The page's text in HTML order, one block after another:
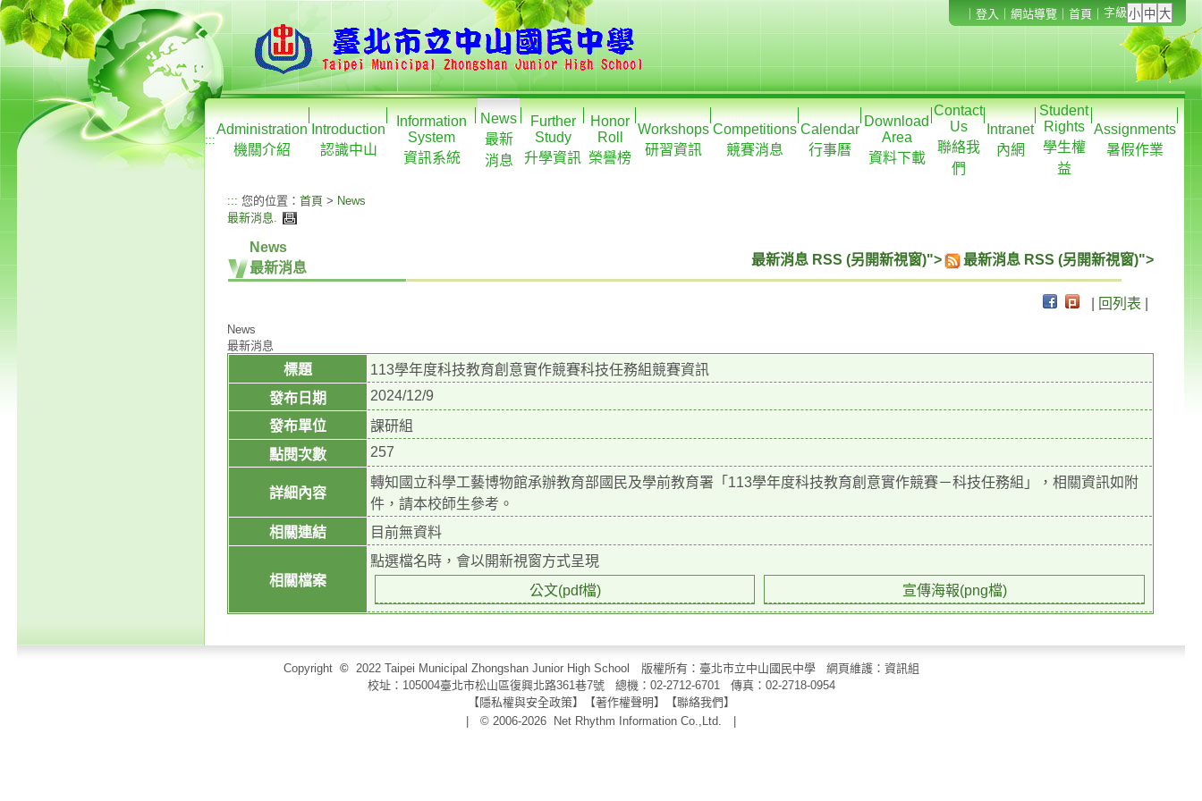
登入 網站導覽 首頁 字級
:::
Administration
機關介紹
Introduction
認識中山
Information
System
資訊系統
News
最新
消息
Further
Study
升學資訊
Honor
Roll
榮譽榜
Workshops
研習資訊
Competitions
競賽消息
Calendar
行事曆
Download
Area
資料下載
Contact
Us
聯絡我
們
Intranet
內網
Student
Rights
學生權
益
Assignments
暑假作業
::: 您的位置： 首頁 > News
最新消息.
News
最新消息
最新消息 RSS (另開新視窗)"> 最新消息 RSS (另開新視窗)">
回列表
News
最新消息
標題
113學年度科技教育創意實作競賽科技任務組競賽資訊
發布日期
2024/12/9
發布單位
課研組
點閱次數
257
詳細內容
轉知國立科學工藝博物館承辦教育部國民及學前教育署「113學年度科技教育創意實作競賽－科技任務組」，相關資訊如附
件，請本校師生參考。
相關連結
目前無資料
相關檔案
點選檔名時，會以開新視窗方式呈現
公文(pdf檔)
宣傳海報(png檔)
Copyright © 2022 Taipei Municipal Zhongshan Junior High School 版權所有：臺北市立中山國民中學 網頁維護：資訊組
校址：105004臺北市松山區復興北路361巷7號 總機：02-2712-6701 傳真： 02-2718-0954
【隱私權與安全政策】【著作權聲明 】 【聯絡我們 】
| © 2006-2026
Net Rhythm Information Co.,Ltd.